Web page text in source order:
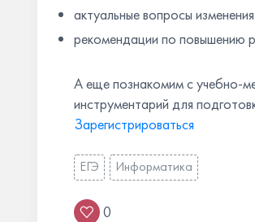
актуальные вопросы
рекомендации по повышению
А еще познакомим с учебно-
инструментарий для
Зарегистрироваться
ЕГЭ Информатика
0